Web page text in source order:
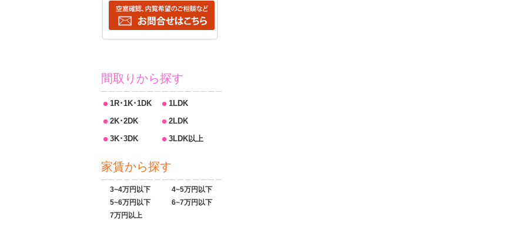
間取りから探す
1R･1K･1DK
1LDK
2K･2DK
2LDK
3K･3DK
3LDK以上
家賃から探す
3~4万円以下
4~5万円以下
5~6万円以下
6~7万円以下
7万円以上